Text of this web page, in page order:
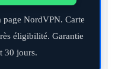
NordVPN. Carte
éligibilité. Garantie
30 jours.